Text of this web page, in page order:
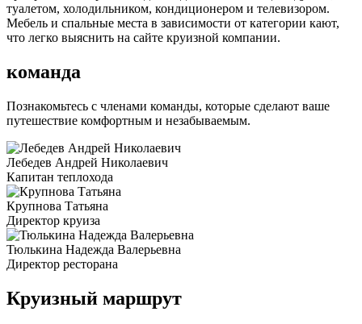
туалетом, холодильником, кондиционером и телевизором.
Мебель и спальные места в зависимости от категории кают,
что легко выяснить на сайте круизной компании.
команда
Познакомьтесь с членами команды, которые сделают ваше
путешествие комфортным и незабываемым.
Лебедев Андрей Николаевич
Капитан теплохода
Крупнова Татьяна
Директор круиза
Тюлькина Надежда Валерьевна
Директор ресторана
Круизный маршрут